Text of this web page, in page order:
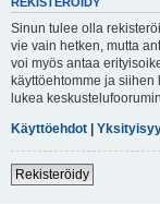
REKISTERÖIDY
Sinun tulee olla
vie vain hetken, mutta
voi myös antaa
käyttöehtomme ja siihen
lukea
Käyttöehdot |
Rekisteröidy